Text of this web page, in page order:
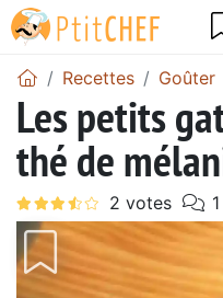
Recettes Goûter
Les petits
thé de